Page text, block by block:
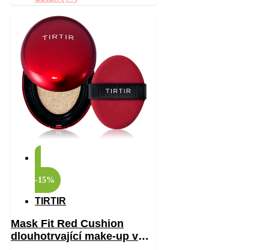
-15%
TIRTIR
Mask Fit Red Cushion
dlouhotrvající make-up v